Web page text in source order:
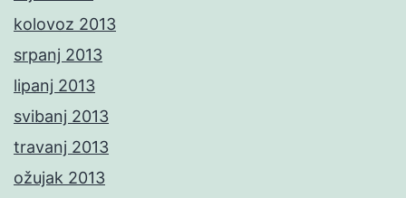
kolovoz 2013
srpanj 2013
lipanj 2013
svibanj 2013
travanj 2013
ožujak 2013